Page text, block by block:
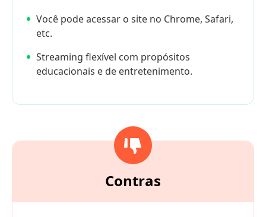
Você pode acessar o site no Chrome, Safari,
etc.
Streaming flexível com propósitos
educacionais e de entretenimento.
Contras